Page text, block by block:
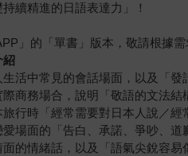
續精進的日語表達力」！
」的「單書」版本，敬請根據需
紹
生活中常見的會話場面，以及「發
際商務場合，說明「敬語的文法結
旅行時「經常需要對日本人說／經
愛場面的「告白、承諾、爭吵、
面的情緒話，以及「語氣尖銳容易